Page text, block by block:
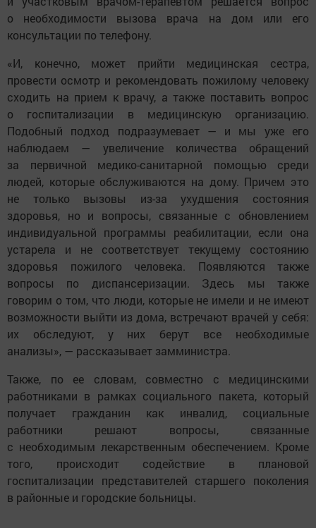
о необходимости вызова врача на дом или его
консультации по телефону.
«И, конечно, может прийти медицинская сестра,
провести осмотр и рекомендовать пожилому человеку
сходить на прием к врачу, а также поставить вопрос
о госпитализации в медицинскую организацию.
Подобный подход подразумевает — и мы уже его
наблюдаем — увеличение количества обращений
за первичной медико-санитарной помощью среди
людей, которые обслуживаются на дому. Причем это
не только вызовы из-за ухудшения состояния
здоровья, но и вопросы, связанные с обновлением
индивидуальной программы реабилитации, если она
устарела и не соответствует текущему состоянию
здоровья пожилого человека. Появляются также
вопросы по диспансеризации. Здесь мы также
говорим о том, что люди, которые не имели и не имеют
возможности выйти из дома, встречают врачей у себя:
их обследуют, у них берут все необходимые
анализы», — рассказывает замминистра.
Также, по ее словам, совместно с медицинскими
работниками в рамках социального пакета, который
получает гражданин как инвалид, социальные
работники решают вопросы, связанные
с необходимым лекарственным обеспечением. Кроме
того, происходит содействие в плановой
госпитализации представителей старшего поколения
в районные и городские больницы.